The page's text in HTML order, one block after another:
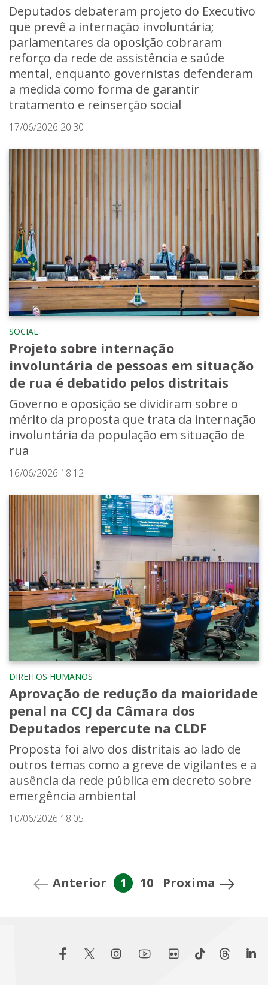
Deputados debateram projeto do Executivo
que prevê a internação involuntária;
parlamentares da oposição cobraram
reforço da rede de assistência e saúde
mental, enquanto governistas defenderam
a medida como forma de garantir
tratamento e reinserção social
17/06/2026 20:30
SOCIAL
Projeto sobre internação
involuntária de pessoas em situação
de rua é debatido pelos distritais
Governo e oposição se dividiram sobre o
mérito da proposta que trata da internação
involuntária da população em situação de
rua
16/06/2026 18:12
DIREITOS HUMANOS
Aprovação de redução da maioridade
penal na CCJ da Câmara dos
Deputados repercute na CLDF
Proposta foi alvo dos distritais ao lado de
outros temas como a greve de vigilantes e a
ausência da rede pública em decreto sobre
emergência ambiental
10/06/2026 18:05
Anterior 1 10 Proxima